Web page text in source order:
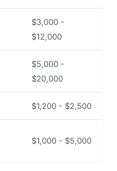
$3,000 -
$12,000
$5,000 -
$20,000
$1,200 - $2,500
$1,000 - $5,000